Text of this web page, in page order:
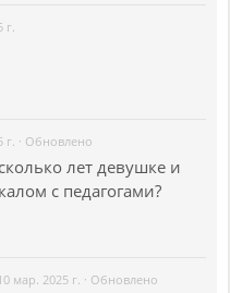
г.
г. · Обновлено
лет девушке и
с педагогами?
мар. 2025 г. · Обновлено